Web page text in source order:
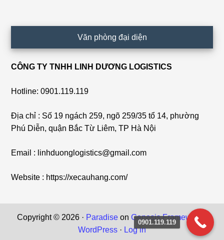
Văn phòng đại diện
CÔNG TY TNHH LINH DƯƠNG LOGISTICS
Hotline: 0901.119.119
Địa chỉ : Số 19 ngách 259, ngõ 259/35 tổ 14, phường
Phú Diễn, quận Bắc Từ Liêm, TP Hà Nội
Email : linhduonglogistics@gmail.com
Website : https://xecauhang.com/
Copyright © 2026 · Paradise on Genesis Framework
WordPress · Log in
0901.119.119